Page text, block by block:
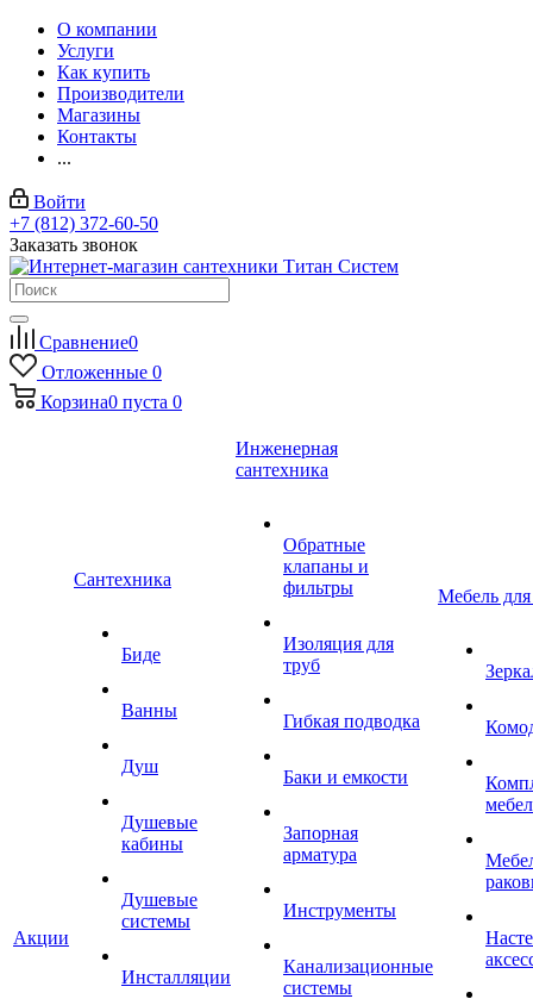
О компании
Услуги
Как купить
Производители
Магазины
Контакты
...
Войти
+7 (812) 372-60-50
Заказать звонок
Сравнение0
Отложенные 0
Корзина0 пуста 0
Акции
Сантехника
Биде
Ванны
Душ
Душевые
кабины
Душевые
системы
Инсталляции
Инженерная
сантехника
Обратные
клапаны и
фильтры
Изоляция для
труб
Гибкая подводка
Баки и емкости
Запорная
арматура
Инструменты
Канализационные
системы
Мебель